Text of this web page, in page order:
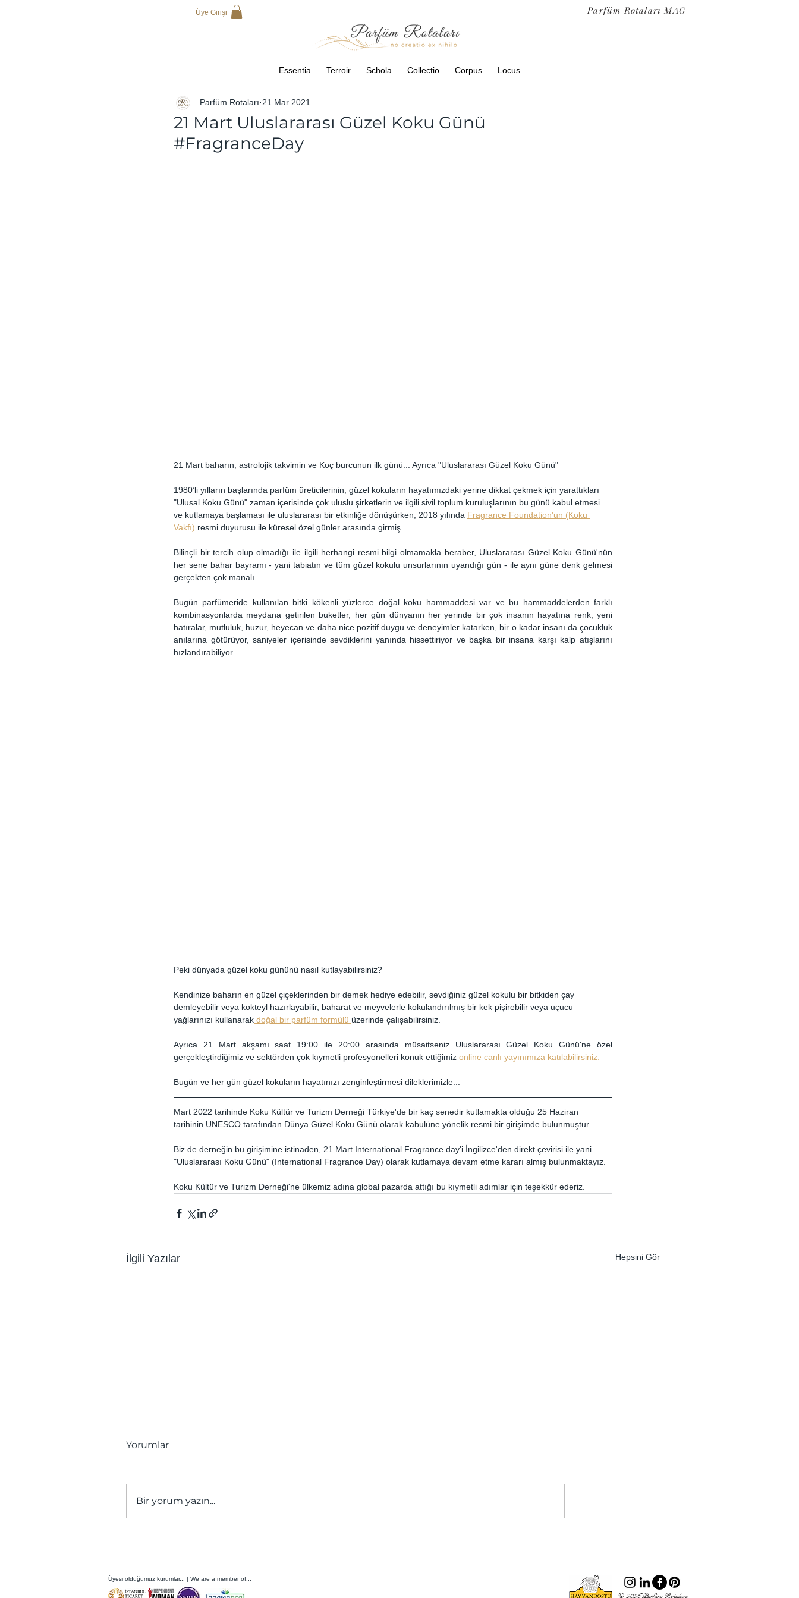
Üye Girişi Parfüm Rotaları MAG
Essentia Terroir Schola Collectio Corpus Locus
21 Mart Uluslararası Güzel Koku Günü
#FragranceDay
Parfüm Rotaları 21 Mar 2021
21 Mart baharın, astrolojik takvimin ve Koç burcunun ilk günü... Ayrıca "Uluslararası Güzel Koku Günü"
1980’li yılların başlarında parfüm üreticilerinin, güzel kokuların hayatımızdaki yerine dikkat çekmek için yarattıkları
"Ulusal Koku Günü" zaman içerisinde çok uluslu şirketlerin ve ilgili sivil toplum kuruluşlarının bu günü kabul etmesi
ve kutlamaya başlaması ile uluslararası bir etkinliğe dönüşürken, 2018 yılında Fragrance Foundation'un (Koku
Vakfı) resmi duyurusu ile küresel özel günler arasında girmiş.
Bilinçli bir tercih olup olmadığı ile ilgili herhangi resmi bilgi olmamakla beraber, Uluslararası Güzel Koku Günü'nün
her sene bahar bayramı - yani tabiatın ve tüm güzel kokulu unsurlarının uyandığı gün - ile aynı güne denk gelmesi
gerçekten çok manalı.
Bugün parfümeride kullanılan bitki kökenli yüzlerce doğal koku hammaddesi var ve bu hammaddelerden farklı
kombinasyonlarda meydana getirilen buketler, her gün dünyanın her yerinde bir çok insanın hayatına renk, yeni
hatıralar, mutluluk, huzur, heyecan ve daha nice pozitif duygu ve deneyimler katarken, bir o kadar insanı da çocukluk
anılarına götürüyor, saniyeler içerisinde sevdiklerini yanında hissettiriyor ve başka bir insana karşı kalp atışlarını
hızlandırabiliyor.
Peki dünyada güzel koku gününü nasıl kutlayabilirsiniz?
Kendinize baharın en güzel çiçeklerinden bir demek hediye edebilir, sevdiğiniz güzel kokulu bir bitkiden çay
demleyebilir veya kokteyl hazırlayabilir, baharat ve meyvelerle kokulandırılmış bir kek pişirebilir veya uçucu
yağlarınızı kullanarak doğal bir parfüm formülü üzerinde çalışabilirsiniz.
Ayrıca 21 Mart akşamı saat 19:00 ile 20:00 arasında müsaitseniz Uluslararası Güzel Koku Günü'ne özel
gerçekleştirdiğimiz ve sektörden çok kıymetli profesyonelleri konuk ettiğimiz online canlı yayınımıza katılabilirsiniz.
Bugün ve her gün güzel kokuların hayatınızı zenginleştirmesi dileklerimizle...
Mart 2022 tarihinde Koku Kültür ve Turizm Derneği Türkiye'de bir kaç senedir kutlamakta olduğu 25 Haziran
tarihinin UNESCO tarafından Dünya Güzel Koku Günü olarak kabulüne yönelik resmi bir girişimde bulunmuştur.
Biz de derneğin bu girişimine istinaden, 21 Mart International Fragrance day'i İngilizce'den direkt çevirisi ile yani
"Uluslararası Koku Günü" (International Fragrance Day) olarak kutlamaya devam etme kararı almış bulunmaktayız.
Koku Kültür ve Turizm Derneği'ne ülkemiz adına global pazarda attığı bu kıymetli adımlar için teşekkür ederiz.
İlgili Yazılar Hepsini Gör
Yorumlar
Bir yorum yazın...
Üyesi olduğumuz kurumlar... | We are a member of...